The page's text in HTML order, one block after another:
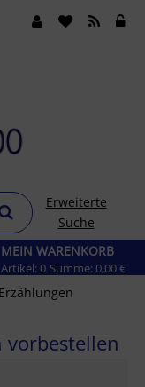
Erweiterte
Suche
MEIN WARENKORB
Artikel: 0 Summe: 0,00 €
vorbestellen